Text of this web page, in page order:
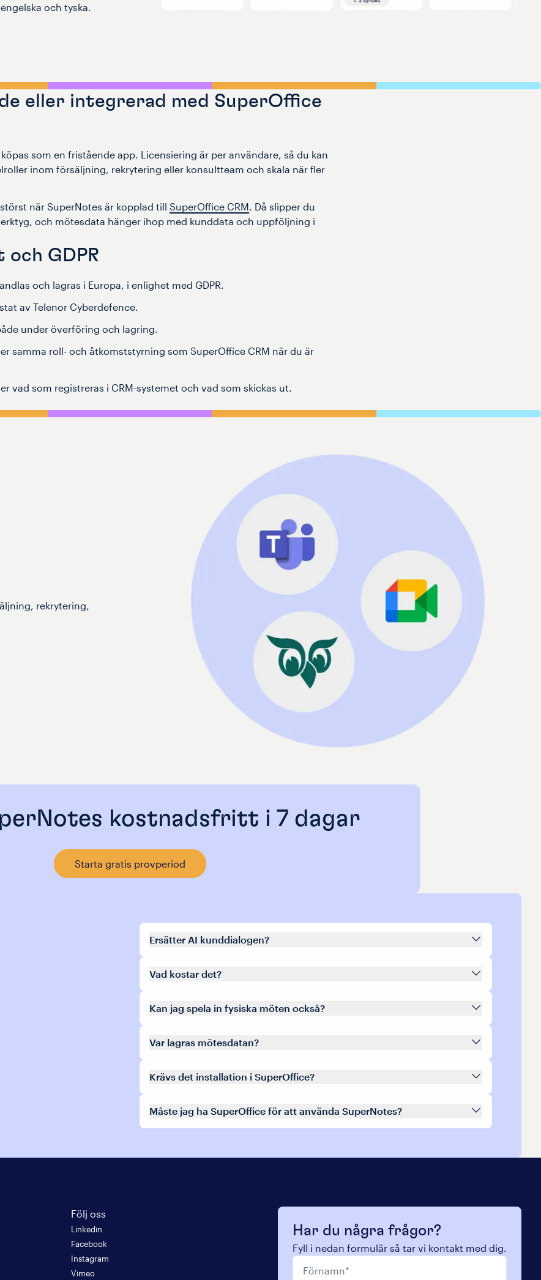
och tyska.
eller integrerad med SuperOffice
som en fristående app. Licensiering är per användare, så du kan
inom försäljning, rekrytering eller konsultteam och skala när fler
när SuperNotes är kopplad till SuperOffice CRM. Då slipper du
och mötesdata hänger ihop med kunddata och uppföljning i
och GDPR
och lagras i Europa, i enlighet med GDPR.
av Telenor Cyberdefence.
under överföring och lagring.
samma roll- och åtkomststyrning som SuperOffice CRM när du är
vad som registreras i CRM-systemet och vad som skickas ut.
rekrytering,
kostnadsfritt i 7 dagar
Starta gratis provperiod
Ersätter AI kunddialogen?
Vad kostar det?
Kan jag spela in fysiska möten också?
Var lagras mötesdatan?
Krävs det installation i SuperOffice?
Måste jag ha SuperOffice för att använda SuperNotes?
Följ oss
Linkedin
Facebook
Instagram
Vimeo
Har du några frågor?
Fyll i nedan formulär så tar vi kontakt med dig.